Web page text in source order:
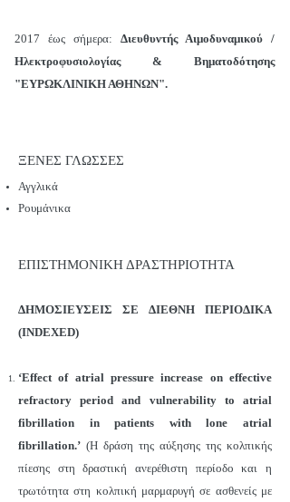
2017 έως σήμερα: Διευθυντής Αιμοδυναμικού /
Ηλεκτροφυσιολογίας & Βηματοδότησης
"ΕΥΡΩΚΛΙΝΙΚΗ ΑΘΗΝΩΝ".
ΞΕΝΕΣ ΓΛΩΣΣΕΣ
Αγγλικά
Ρουμάνικα
ΕΠΙΣΤΗΜΟΝΙΚΗ ΔΡΑΣΤΗΡΙΟΤΗΤΑ
ΔΗΜΟΣΙΕΥΣΕΙΣ ΣΕ ΔΙΕΘΝΗ ΠΕΡΙΟΔΙΚΑ
(INDEXED)
‘Εffect of atrial pressure increase on effective
refractory period and vulnerability to atrial
fibrillation in patients with lone atrial
fibrillation.’ (Η δράση της αύξησης της κολπικής
πίεσης στη δραστική ανερέθιστη περίοδο και η
τρωτότητα στη κολπική μαρμαρυγή σε ασθενείς με